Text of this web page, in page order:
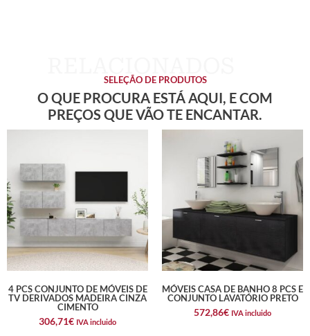
SELEÇÃO DE PRODUTOS
O QUE PROCURA ESTÁ AQUI, E COM
PREÇOS QUE VÃO TE ENCANTAR.
4 PCS CONJUNTO DE MÓVEIS DE
TV DERIVADOS MADEIRA CINZA
CIMENTO
306,71€ IVA incluido
MÓVEIS CASA DE BANHO 8 PCS E
CONJUNTO LAVATÓRIO PRETO
572,86€ IVA incluido